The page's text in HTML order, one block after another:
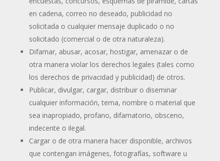
en cadena, correo no deseado, publicidad no
solicitada o cualquier mensaje duplicado o no
solicitado (comercial o de otra naturaleza).
Difamar, abusar, acosar, hostigar, amenazar o de
otra manera violar los derechos legales (tales como
los derechos de privacidad y publicidad) de otros.
Publicar, divulgar, cargar, distribuir o diseminar
cualquier información, tema, nombre o material que
sea inapropiado, profano, difamatorio, obsceno,
indecente o ilegal.
Cargar o de otra manera hacer disponible, archivos
que contengan imágenes, fotografías, software u